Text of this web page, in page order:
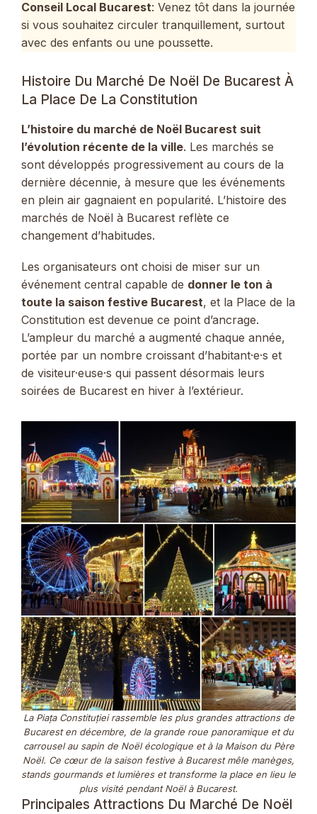
Conseil Local Bucarest: Venez tôt dans la journée
si vous souhaitez circuler tranquillement, surtout
avec des enfants ou une poussette.
Histoire Du Marché De Noël De Bucarest À
La Place De La Constitution
L’histoire du marché de Noël Bucarest suit
l’évolution récente de la ville. Les marchés se
sont développés progressivement au cours de la
dernière décennie, à mesure que les événements
en plein air gagnaient en popularité. L’histoire des
marchés de Noël à Bucarest reflète ce
changement d’habitudes.
Les organisateurs ont choisi de miser sur un
événement central capable de donner le ton à
toute la saison festive Bucarest, et la Place de la
Constitution est devenue ce point d’ancrage.
L’ampleur du marché a augmenté chaque année,
portée par un nombre croissant d’habitant·e·s et
de visiteur·euse·s qui passent désormais leurs
soirées de Bucarest en hiver à l’extérieur.
La Piața Constituției rassemble les plus grandes attractions de
Bucarest en décembre, de la grande roue panoramique et du
carrousel au sapin de Noël écologique et à la Maison du Père
Noël. Ce cœur de la saison festive à Bucarest mêle manèges,
stands gourmands et lumières et transforme la place en lieu le
plus visité pendant Noël à Bucarest.
Principales Attractions Du Marché De Noël